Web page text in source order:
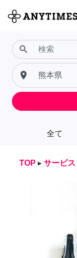
全て
search
place
TOP ▸ サービス